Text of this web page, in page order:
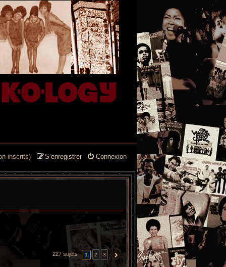
Connexion
S’enregistrer
inscrits)
227 sujets 1 2 3 SUIVANTE